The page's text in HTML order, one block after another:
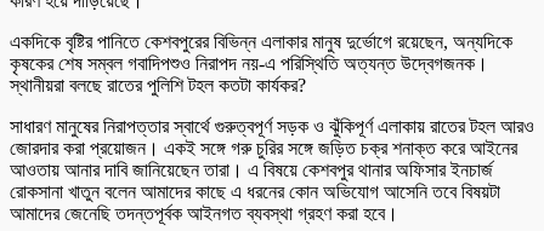
একদিকে বৃষ্টির পানিতে কেশবপুরের বিভিন্ন এলাকার মানুষ দুর্ভোগে রয়েছেন, অন্যদিকে
কৃষকের শেষ সম্বল গবাদিপশুও নিরাপদ নয়-এ পরিস্থিতি অত্যন্ত উদ্বেগজনক।
স্থানীয়রা বলছে রাতের পুলিশি টহল কতটা কার্যকর?
সাধারণ মানুষের নিরাপত্তার স্বার্থে গুরুত্বপূর্ণ সড়ক ও ঝুঁকিপূর্ণ এলাকায় রাতের টহল আরও
জোরদার করা প্রয়োজন। একই সঙ্গে গরু চুরির সঙ্গে জড়িত চক্র শনাক্ত করে আইনের
আওতায় আনার দাবি জানিয়েছেন তারা। এ বিষয়ে কেশবপুর থানার অফিসার ইনচার্জ
রোকসানা খাতুন বলেন আমাদের কাছে এ ধরনের কোন অভিযোগ আসেনি তবে বিষয়টা
আমাদের জেনেছি তদন্তপূর্বক আইনগত ব্যবস্থা গ্রহণ করা হবে।